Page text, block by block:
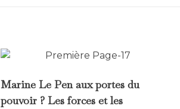
Marine Le Pen aux portes du
pouvoir ? Les forces et les